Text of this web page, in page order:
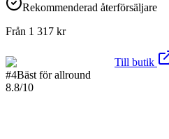
Rekommenderad återförsäljare
Från 1 317 kr
Till butik
#4Bäst för allround
8.8/10